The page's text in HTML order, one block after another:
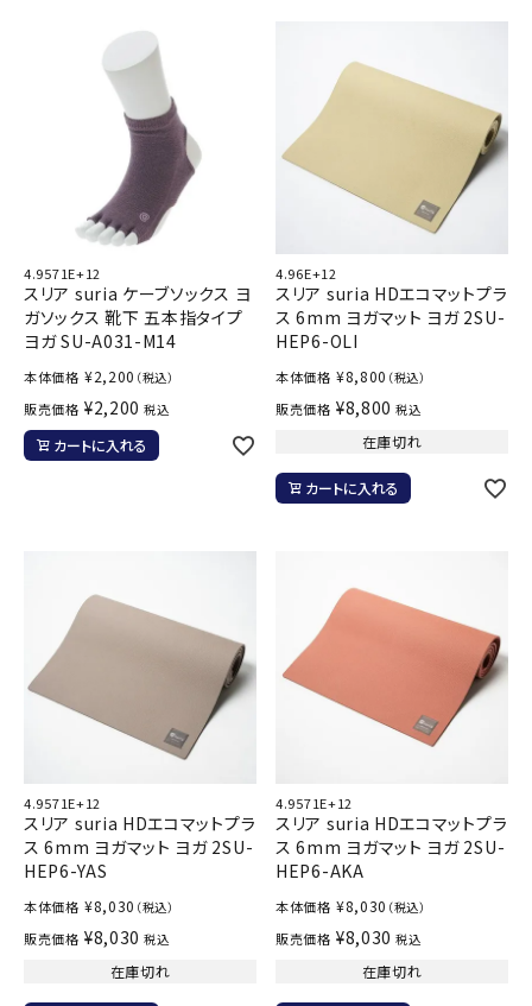
INFORMATIOM
メルマガ登録
特定商取引法
プライバシーポリシー
4.9571E+12
スリア suria ケーブソックス ヨ
ガソックス 靴下 五本指タイプ
ヨガ SU-A031-M14
本体価格 ¥2,200 （税込）
販売価格 ¥2,200 税込
カートに入れる
4.96E+12
スリア suria HDエコマットプラ
ス 6mm ヨガマット ヨガ 2SU-
HEP6-OLI
本体価格 ¥8,800 （税込）
販売価格 ¥8,800 税込
在庫切れ
カートに入れる
4.9571E+12
スリア suria HDエコマットプラ
ス 6mm ヨガマット ヨガ 2SU-
HEP6-YAS
本体価格 ¥8,030 （税込）
販売価格 ¥8,030 税込
在庫切れ
4.9571E+12
スリア suria HDエコマットプラ
ス 6mm ヨガマット ヨガ 2SU-
HEP6-AKA
本体価格 ¥8,030 （税込）
販売価格 ¥8,030 税込
在庫切れ